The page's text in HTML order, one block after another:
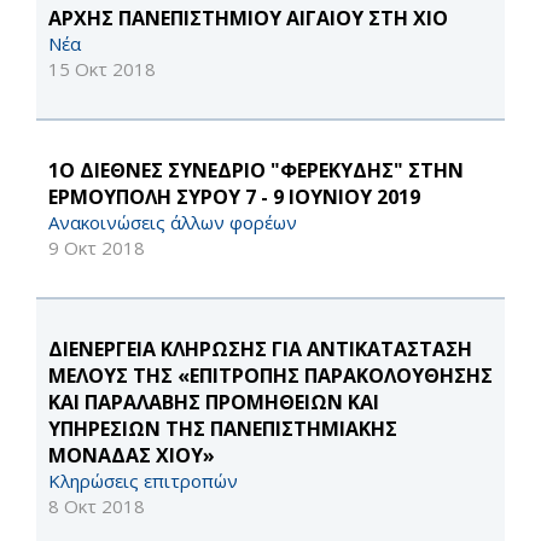
ΑΡΧΗΣ ΠΑΝΕΠΙΣΤΗΜΙΟΥ ΑΙΓΑΙΟΥ ΣΤΗ ΧΙΟ
Νέα
15 Οκτ 2018
1Ο ΔΙΕΘΝΕΣ ΣΥΝΕΔΡΙΟ "ΦΕΡΕΚΥΔΗΣ" ΣΤΗΝ
ΕΡΜΟΥΠΟΛΗ ΣΥΡΟΥ 7 - 9 ΙΟΥΝΙΟΥ 2019
Ανακοινώσεις άλλων φορέων
9 Οκτ 2018
ΔΙΕΝΕΡΓΕΙΑ ΚΛΗΡΩΣΗΣ ΓΙΑ ΑΝΤΙΚΑΤΑΣΤΑΣΗ
ΜΕΛΟΥΣ ΤΗΣ «ΕΠΙΤΡΟΠΗΣ ΠΑΡΑΚΟΛΟΥΘΗΣΗΣ
ΚΑΙ ΠΑΡΑΛΑΒΗΣ ΠΡΟΜΗΘΕΙΩΝ ΚΑΙ
ΥΠΗΡΕΣΙΩΝ ΤΗΣ ΠΑΝΕΠΙΣΤΗΜΙΑΚΗΣ
ΜΟΝΑΔΑΣ ΧΙΟΥ»
Κληρώσεις επιτροπών
8 Οκτ 2018